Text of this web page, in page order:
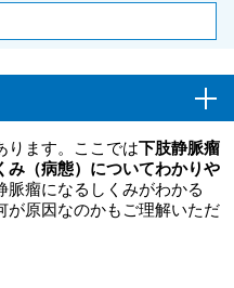
ります。ここでは下肢静脈瘤
み（病態）についてわかりや
脈瘤になるしくみがわかる
が原因なのかもご理解いただ